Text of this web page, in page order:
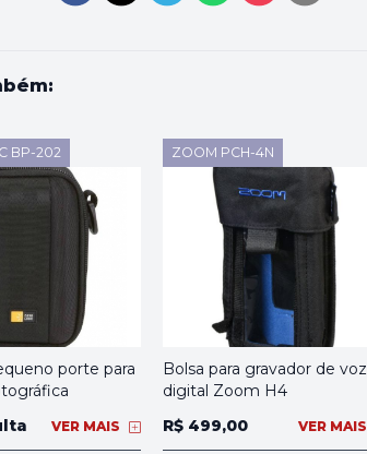
BP-202
porte para
VER MAIS
ZOOM PCH-4N
Bolsa para gravador de voz
digital Zoom H4
R$ 499,00
VER MAIS